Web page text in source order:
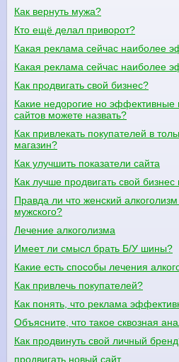
Как вернуть мужа?
Кто ещё делал приворот?
Какая реклама сейчас наиболее
Какая реклама сейчас наиболее
Как продвигать свой бизнес?
Какие недорогие но
сайтов можете назвать?
Как привлекать покупателей в
магазин?
Как улучшить показатели сайта
Как лучше продвигать свой бизнес
Правда ли что женский
мужского?
Лечение алкоголизма
Имеет ли смысл брать Б/У шины?
Какие есть способы лечения
Как привлечь покупателей?
Как понять, что реклама
Объясните, что такое сквозная
Как продвинуть свой личный
продвигать новый сайт